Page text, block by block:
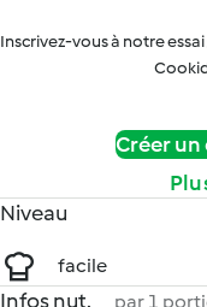
Inscrivez-vous à notre
Créer
Niveau
facile
Infos nut. par 1